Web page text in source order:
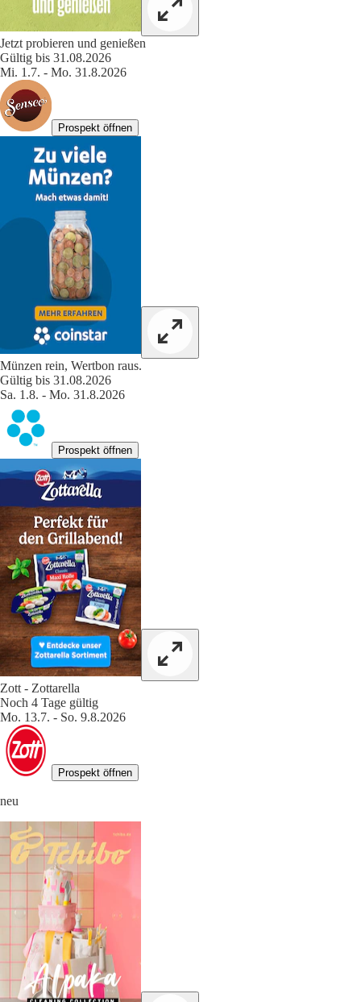
Jetzt probieren und genießen
Gültig bis 31.08.2026
Mi. 1.7. - Mo. 31.8.2026
Prospekt öffnen
Münzen rein, Wertbon raus.
Gültig bis 31.08.2026
Sa. 1.8. - Mo. 31.8.2026
Prospekt öffnen
Zott - Zottarella
Noch 4 Tage gültig
Mo. 13.7. - So. 9.8.2026
Prospekt öffnen
neu